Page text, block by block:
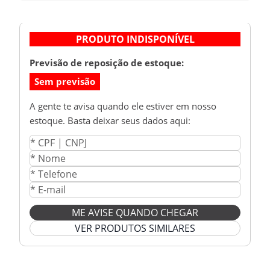
PRODUTO INDISPONÍVEL
Previsão de reposição de estoque:
Sem previsão
A gente te avisa quando ele estiver em nosso
estoque. Basta deixar seus dados aqui:
ME AVISE QUANDO CHEGAR
VER PRODUTOS SIMILARES